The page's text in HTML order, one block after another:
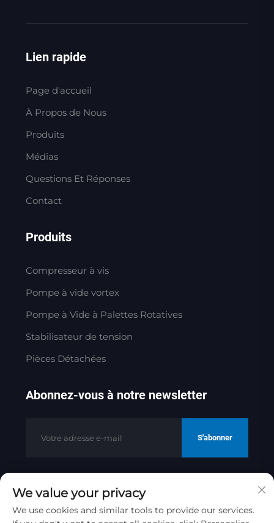
Lien rapide
Page d'accueil
À Propos de Nous
Produits
Médias
Questions Et Réponses
Contact
Produits
Compresseur à vis
Pompe à vide vortex
Pompe à Vide à Palettes Rotatives
Stabilisateur de tension
Pièces Détachées
Abonnez-vous à notre newsletter
S'abonner
Copyright © 2025 par Jinan Golden
Bridge Precision Machinery Co.ltd
We value your privacy
We use cookies and similar tools to provide our services.